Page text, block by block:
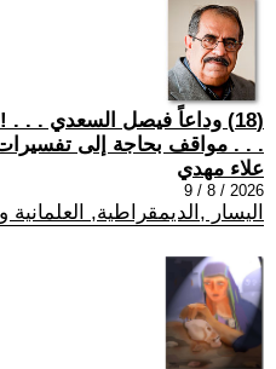
(18) وداعاً فيصل السعدي .
. . . مواقف بحاجة إلى
علاء مهدي
2026 / 8 / 9
اليسار ,الديمقراطية,